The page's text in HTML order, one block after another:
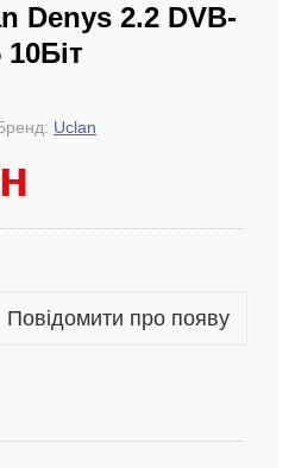
Denys 2.2 DVB-
Uclan
Повідомити про появу